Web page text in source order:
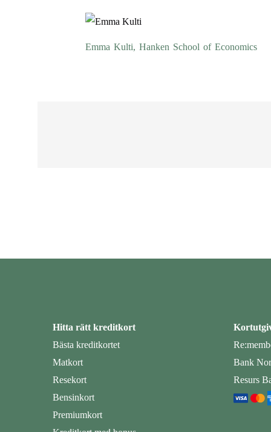
Emma Kulti, Hanken School of Economics
Hitta rätt kreditkort
Bästa kreditkortet
Matkort
Resekort
Bensinkort
Premiumkort
Bank
Resurs